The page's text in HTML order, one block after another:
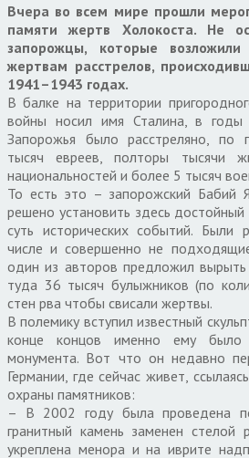
Вчера во всем мире прошли
памяти жертв Холокоста. Не
запорожцы, которые
жертвам расстрелов,
1941–1943 годах.
В балке на территории
войны носил имя Сталина, в годы
Запорожья было расстреляно, по
тысяч евреев, полторы тысячи
национальностей и более 5 тысяч
То есть это – запорожский Бабий
решено установить здесь
суть исторических событий.
числе и совершенно не
один из авторов предложил
туда 36 тысяч булыжников (по
стен рва чтобы свисали жертвы.
В полемику вступил известный
конце концов именно ему было
монумента. Вот что он недавно
Германии, где сейчас живет,
охраны памятников:
– В 2002 году была проведена
гранитный камень заменен стелой
укреплена менора и на иврите